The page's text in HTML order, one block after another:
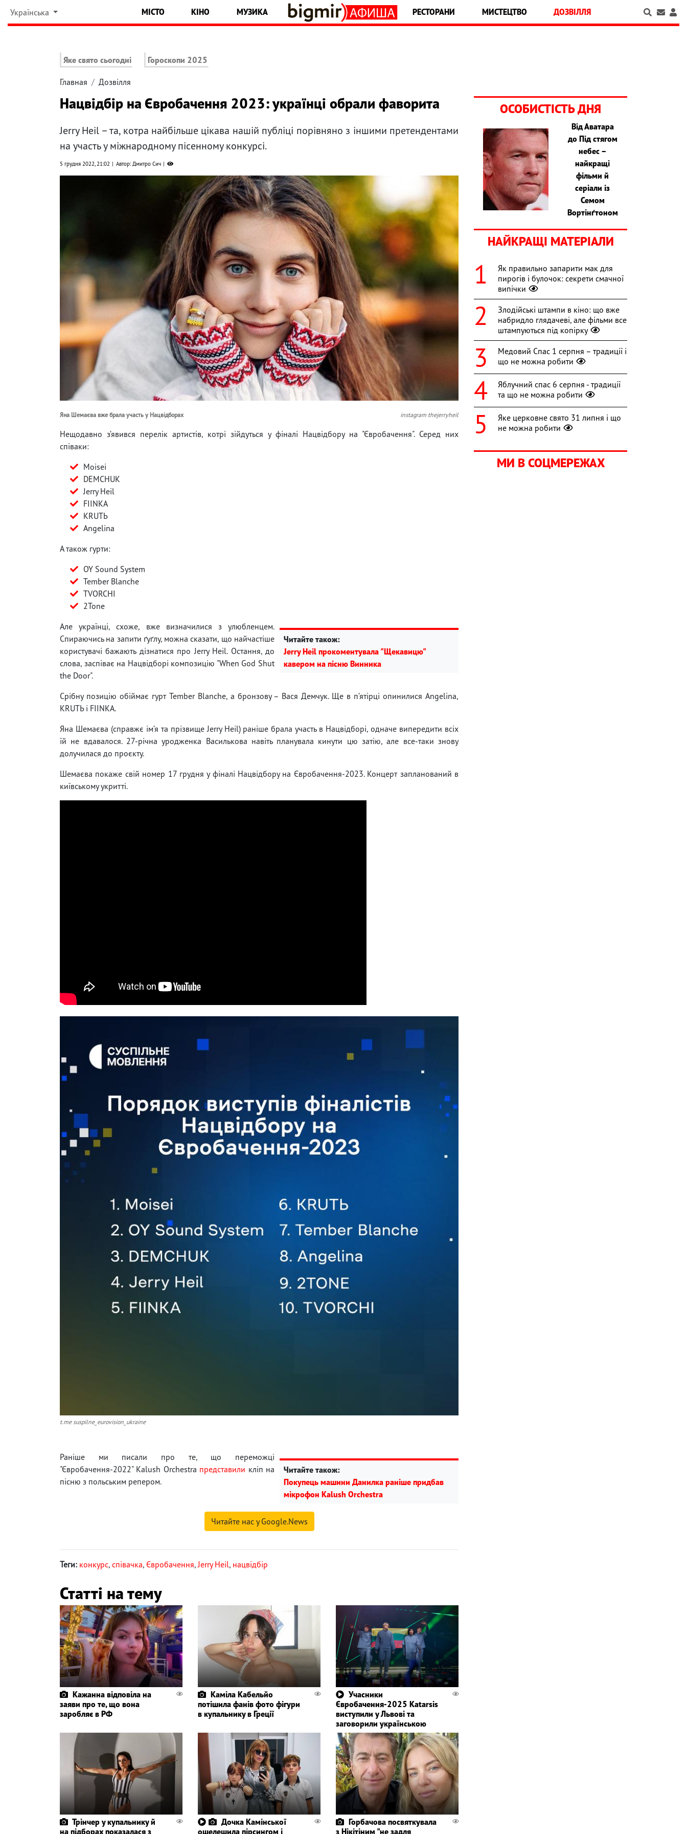
Українська МІСТО КІНО МУЗИКА РЕСТОРАНИ МИСТЕЦТВО ДОЗВІЛЛЯ
Яке свято сьогодні Гороскопи 2025
Главная Дозвілля
Нацвідбір на Євробачення 2023: українці обрали фаворита
Jerry Heil – та, котра найбільше цікава нашій публіці порівняно з іншими претендентами
на участь у міжнародному пісенному конкурсі.
5 грудня 2022, 21:02 Автор: Дмитро Сич
Яна Шемаєва вже брала участь у Нацвідборах instagram thejerryheil
Нещодавно з’явився перелік артистів, котрі зійдуться у фіналі Нацвідбору на "Євробачення". Серед них
співаки:
Moisei
DEMCHUK
Jerry Heil
FIINKA
KRUTЬ
Angelina
А також гурти:
OY Sound System
Tember Blanche
TVORCHI
2Tone
Читайте також:
Jerry Heil прокоментувала "Щекавицю"
кавером на пісню Винника
Але українці, схоже, вже визначилися з улюбленцем.
Спираючись на запити ґуґлу, можна сказати, що найчастіше
користувачі бажають дізнатися про Jerry Heil. Остання, до
слова, заспіває на Нацвідборі композицію "When God Shut
the Door".
Срібну позицію обіймає гурт Tember Blanche, а бронзову – Вася Демчук. Ще в п’ятірці опинилися Angelina,
KRUTЬ і FIINKA.
Яна Шемаєва (справжє ім’я та прізвище Jerry Heil) раніше брала участь в Нацвідборі, одначе випередити всіх
їй не вдавалося. 27-річна уродженка Василькова навіть планувала кинути цю затію, але все-таки знову
долучилася до проєкту.
Шемаєва покаже свій номер 17 грудня у фіналі Нацвідбору на Євробачення-2023. Концерт запланований в
київському укритті.
t.me suspilne_eurovision_ukraine
Читайте також:
Покупець машини Данилка раніше придбав
мікрофон Kalush Orchestra
Раніше ми писали про те, що переможці
"Євробачення-2022" Kalush Orchestra представили кліп на
пісню з польським репером.
Читайте нас у Google.News
Теги: конкурс, співачка, Євробачення,Jerry Heil, нацвідбір
Статті на тему
Кажанна відповіла на
заяви про те, що вона
заробляє в РФ
Каміла Кабельйо
потішила фанів фото фігури
в купальнику в Греції
Учасники
Євробачення-2025 Katarsis
виступили у Львові та
заговорили українською
Трінчер у купальнику й
на підборах показалася з
Дочка Камінської
ошелешила пірсингом і
Горбачова посвяткувала
з Нікітіним "не задля
ОСОБИСТІСТЬ ДНЯ
Від Аватара
до Під стягом
небес –
найкращі
фільми й
серіали із
Семом
Вортінґтоном
НАЙКРАЩІ МАТЕРІАЛИ
Як правильно запарити мак для
пирогів і булочок: секрети смачної
випічки
Злодійські штампи в кіно: що вже
набридло глядачеві, але фільми все
штампуються під копірку
Медовий Спас 1 серпня – традиції і
що не можна робити
Яблучний спас 6 серпня - традиції
та що не можна робити
Яке церковне свято 31 липня і що
не можна робити
МИ В СОЦМЕРЕЖАХ